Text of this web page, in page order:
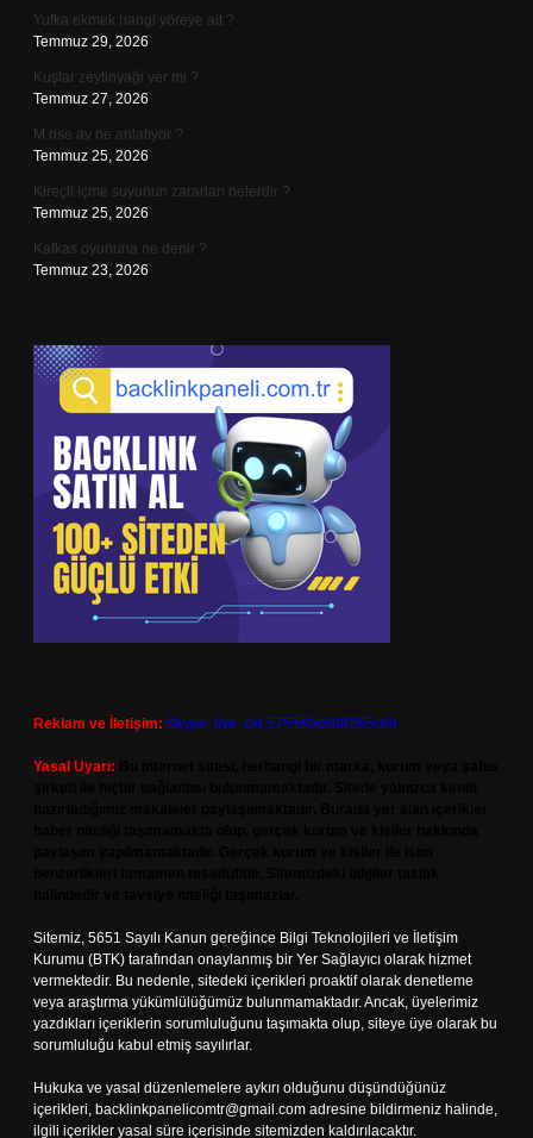
Yufka ekmek hangi yöreye ait ?
Temmuz 29, 2026
Kuşlar zeytinyağı yer mi ?
Temmuz 27, 2026
M rise av ne anlatıyor ?
Temmuz 25, 2026
Kireçli içme suyunun zararları nelerdir ?
Temmuz 25, 2026
Kafkas oyununa ne denir ?
Temmuz 23, 2026
Reklam ve İletişim: Skype: live:.cid.575569c608265c69
Yasal Uyarı:
Sitemiz, 5651 Sayılı Kanun gereğince Bilgi Teknolojileri ve İletişim
Kurumu (BTK) tarafından onaylanmış bir Yer Sağlayıcı olarak hizmet
vermektedir. Bu nedenle, sitedeki içerikleri proaktif olarak denetleme
veya araştırma yükümlülüğümüz bulunmamaktadır. Ancak, üyelerimiz
yazdıkları içeriklerin sorumluluğunu taşımakta olup, siteye üye olarak bu
sorumluluğu kabul etmiş sayılırlar.
Hukuka ve yasal düzenlemelere aykırı olduğunu düşündüğünüz
içerikleri, backlinkpanelicomtr@gmail.com adresine bildirmeniz halinde,
ilgili içerikler yasal süre içerisinde sitemizden kaldırılacaktır.